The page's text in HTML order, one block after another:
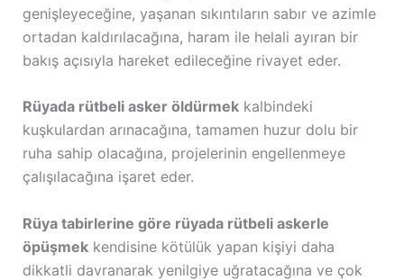
genişleyeceğine, yaşanan sıkıntıların sabır ve azimle
ortadan kaldırılacağına, haram ile helali ayıran bir
bakış açısıyla hareket edileceğine rivayet eder.
Rüyada rütbeli asker öldürmekkalbindeki
kuşkulardan arınacağına, tamamen huzur dolu bir
ruha sahip olacağına, projelerinin engellenmeye
çalışılacağına işaret eder.
Rüya tabirlerine göre rüyada rütbeli askerle
öpüşmekkendisine kötülük yapan kişiyi daha
dikkatli davranarak yenilgiye uğratacağına ve çok